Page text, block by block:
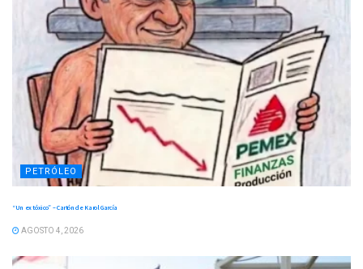
PETRÓLEO
“Un ex tóxico” – Cartón de Karol García
AGOSTO 4, 2026